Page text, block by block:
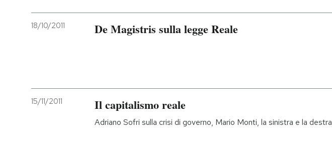
Entra
18/10/2011 De Magistris sulla legge Reale
15/11/2011 Il capitalismo reale
Adriano Sofri sulla crisi di governo, Mario Monti, la sinistra e la destra